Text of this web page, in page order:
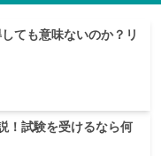
ても意味ないのか？リ
！試験を受けるなら何